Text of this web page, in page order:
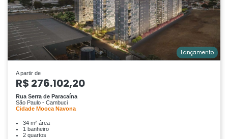
Lançamento
A partir de
R$ 276.102,20
Rua Serra de Paracaína
São Paulo - Cambuci
Cidade Mooca Navona
34 m² área
1 banheiro
2 quartos